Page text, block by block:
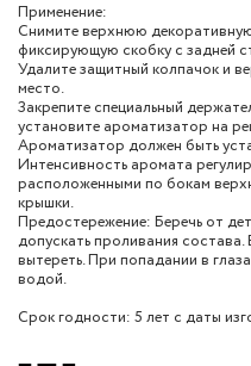
Применение:
Снимите верхнюю
фиксирующую скобку с задней
Удалите защитный колпачок и
место.
Закрепите специальный
установите ароматизатор на
Ароматизатор должен быть
Интенсивность аромата
расположенными по бокам
Предостережение: Беречь от
допускать проливания состава.
вытереть. При попадании в
Срок годности: 5 лет с даты